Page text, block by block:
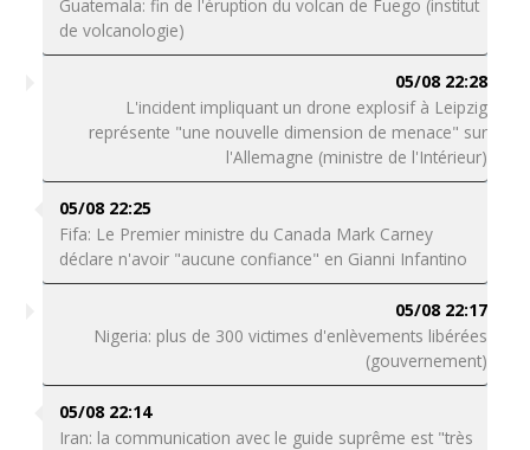
Guatemala: fin de l'éruption du volcan de Fuego (institut
de volcanologie)
05/08 22:28
L'incident impliquant un drone explosif à Leipzig
représente "une nouvelle dimension de menace" sur
l'Allemagne (ministre de l'Intérieur)
05/08 22:25
Fifa: Le Premier ministre du Canada Mark Carney
déclare n'avoir "aucune confiance" en Gianni Infantino
05/08 22:17
Nigeria: plus de 300 victimes d'enlèvements libérées
(gouvernement)
05/08 22:14
Iran: la communication avec le guide suprême est "très